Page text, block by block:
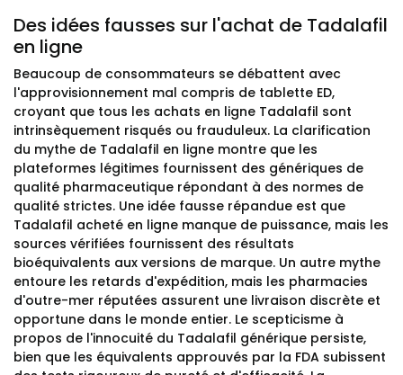
Des idées fausses sur l'achat de Tadalafil
en ligne
Beaucoup de consommateurs se débattent avec
l'approvisionnement mal compris de tablette ED,
croyant que tous les achats en ligne Tadalafil sont
intrinsèquement risqués ou frauduleux. La clarification
du mythe de Tadalafil en ligne montre que les
plateformes légitimes fournissent des génériques de
qualité pharmaceutique répondant à des normes de
qualité strictes. Une idée fausse répandue est que
Tadalafil acheté en ligne manque de puissance, mais les
sources vérifiées fournissent des résultats
bioéquivalents aux versions de marque. Un autre mythe
entoure les retards d'expédition, mais les pharmacies
d'outre-mer réputées assurent une livraison discrète et
opportune dans le monde entier. Le scepticisme à
propos de l'innocuité du Tadalafil générique persiste,
bien que les équivalents approuvés par la FDA subissent